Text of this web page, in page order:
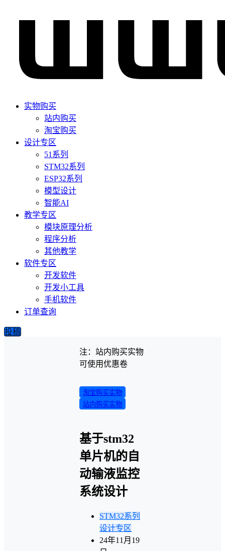
实物购买
站内购买
淘宝购买
设计专区
51系列
STM32系列
ESP32系列
模型设计
智能AI
教学专区
模块原理分析
程序分析
其他教学
软件专区
开发软件
开发小工具
手机软件
订单查询
投稿
注：站内购买实物
可使用优惠卷
淘宝购买实物
站内购买实物
基于stm32
单片机的自
动输液监控
系统设计
STM32系列
设计专区
24年11月19